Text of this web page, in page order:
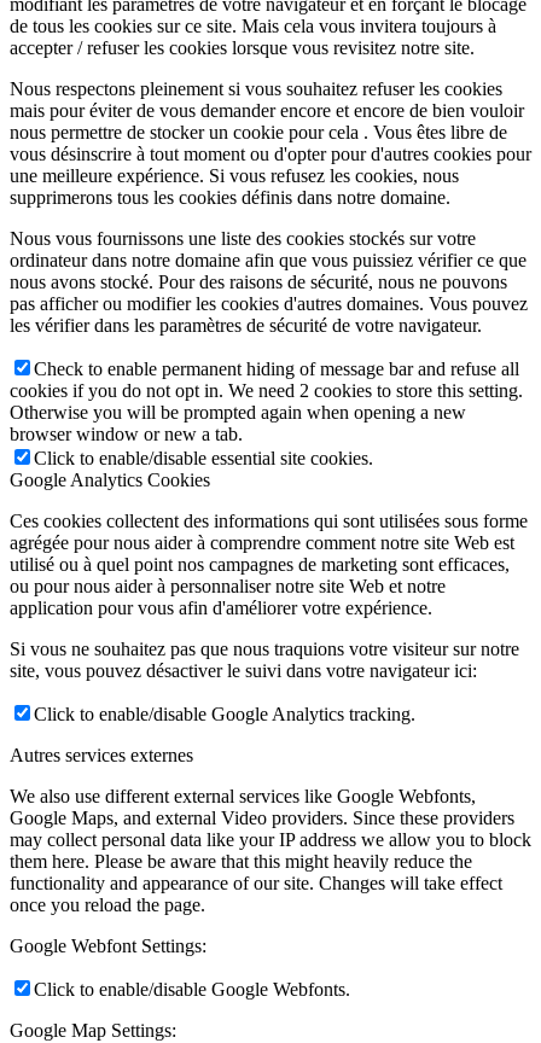
modifiant les paramètres de votre navigateur et en forçant le blocage
de tous les cookies sur ce site. Mais cela vous invitera toujours à
accepter / refuser les cookies lorsque vous revisitez notre site.
Nous respectons pleinement si vous souhaitez refuser les cookies
mais pour éviter de vous demander encore et encore de bien vouloir
nous permettre de stocker un cookie pour cela . Vous êtes libre de
vous désinscrire à tout moment ou d'opter pour d'autres cookies pour
une meilleure expérience. Si vous refusez les cookies, nous
supprimerons tous les cookies définis dans notre domaine.
Nous vous fournissons une liste des cookies stockés sur votre
ordinateur dans notre domaine afin que vous puissiez vérifier ce que
nous avons stocké. Pour des raisons de sécurité, nous ne pouvons
pas afficher ou modifier les cookies d'autres domaines. Vous pouvez
les vérifier dans les paramètres de sécurité de votre navigateur.
Check to enable permanent hiding of message bar and refuse all
cookies if you do not opt in. We need 2 cookies to store this setting.
Otherwise you will be prompted again when opening a new
browser window or new a tab.
Click to enable/disable essential site cookies.
Google Analytics Cookies
Ces cookies collectent des informations qui sont utilisées sous forme
agrégée pour nous aider à comprendre comment notre site Web est
utilisé ou à quel point nos campagnes de marketing sont efficaces,
ou pour nous aider à personnaliser notre site Web et notre
application pour vous afin d'améliorer votre expérience.
Si vous ne souhaitez pas que nous traquions votre visiteur sur notre
site, vous pouvez désactiver le suivi dans votre navigateur ici:
Click to enable/disable Google Analytics tracking.
Autres services externes
We also use different external services like Google Webfonts,
Google Maps, and external Video providers. Since these providers
may collect personal data like your IP address we allow you to block
them here. Please be aware that this might heavily reduce the
functionality and appearance of our site. Changes will take effect
once you reload the page.
Google Webfont Settings:
Click to enable/disable Google Webfonts.
Google Map Settings: